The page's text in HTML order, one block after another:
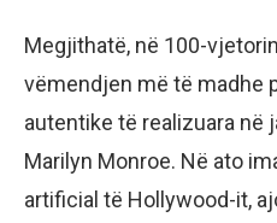
Megjithatë, në 100-
vëmendjen më të madhe
autentike të realizuara në
Marilyn Monroe. Në ato
artificial të Hollywood-it,